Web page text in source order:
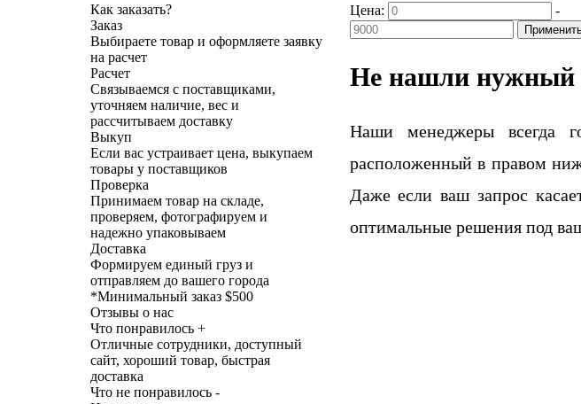
Как заказать?
Заказ
Выбираете товар и оформляете заявку
на расчет
Расчет
Связываемся с поставщиками,
уточняем наличие, вес и
рассчитываем доставку
Выкуп
Если вас устраивает цена, выкупаем
товары у поставщиков
Проверка
Принимаем товар на складе,
проверяем, фотографируем и
надежно упаковываем
Доставка
Формируем единый груз и
отправляем до вашего города
*Минимальный заказ $500
Отзывы о нас
Что понравилось +
Отличные сотрудники, доступный
сайт, хороший товар, быстрая
доставка
Что не понравилось -
Цена: -
Не нашли нужный
Наши менеджеры всегда
расположенный в правом
Даже если ваш запрос
оптимальные решения под